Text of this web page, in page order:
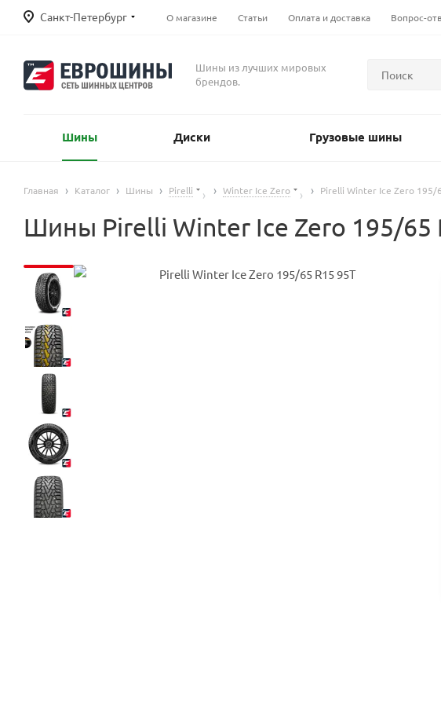
Санкт-Петербург О магазине Статьи Оплата и доставка Вопрос-
Шины из лучших мировых
брендов.
Шины Диски Грузовые шины
Главная Каталог Шины Pirelli Winter Ice Zero Pirelli Winter Ice Zero 195/
Шины Pirelli Winter Ice Zero 195/